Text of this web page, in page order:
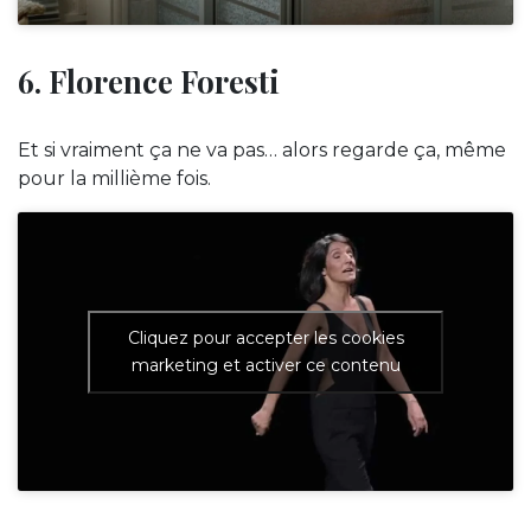
6. Florence Foresti
Et si vraiment ça ne va pas… alors regarde ça, même
pour la millième fois.
Cliquez pour accepter les cookies
marketing et activer ce contenu